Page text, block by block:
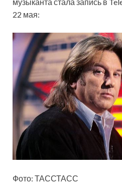
22 мая:
Фото: ТАССТАСС